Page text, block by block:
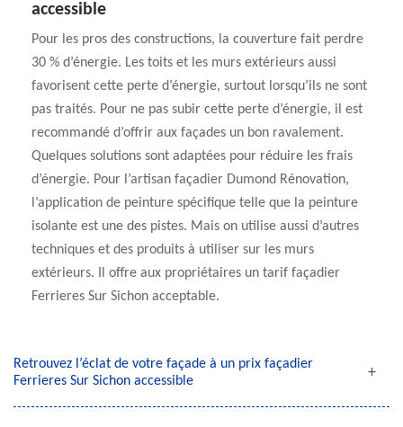
accessible
Pour les pros des constructions, la couverture fait perdre
30 % d’énergie. Les toits et les murs extérieurs aussi
favorisent cette perte d’énergie, surtout lorsqu’ils ne sont
pas traités. Pour ne pas subir cette perte d’énergie, il est
recommandé d’offrir aux façades un bon ravalement.
Quelques solutions sont adaptées pour réduire les frais
d’énergie. Pour l’artisan façadier Dumond Rénovation,
l’application de peinture spécifique telle que la peinture
isolante est une des pistes. Mais on utilise aussi d’autres
techniques et des produits à utiliser sur les murs
extérieurs. Il offre aux propriétaires un tarif façadier
Ferrieres Sur Sichon acceptable.
Retrouvez l’éclat de votre façade à un prix façadier
Ferrieres Sur Sichon accessible